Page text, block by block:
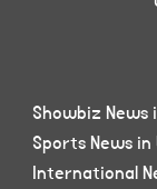
Showbiz News
Sports News in
International